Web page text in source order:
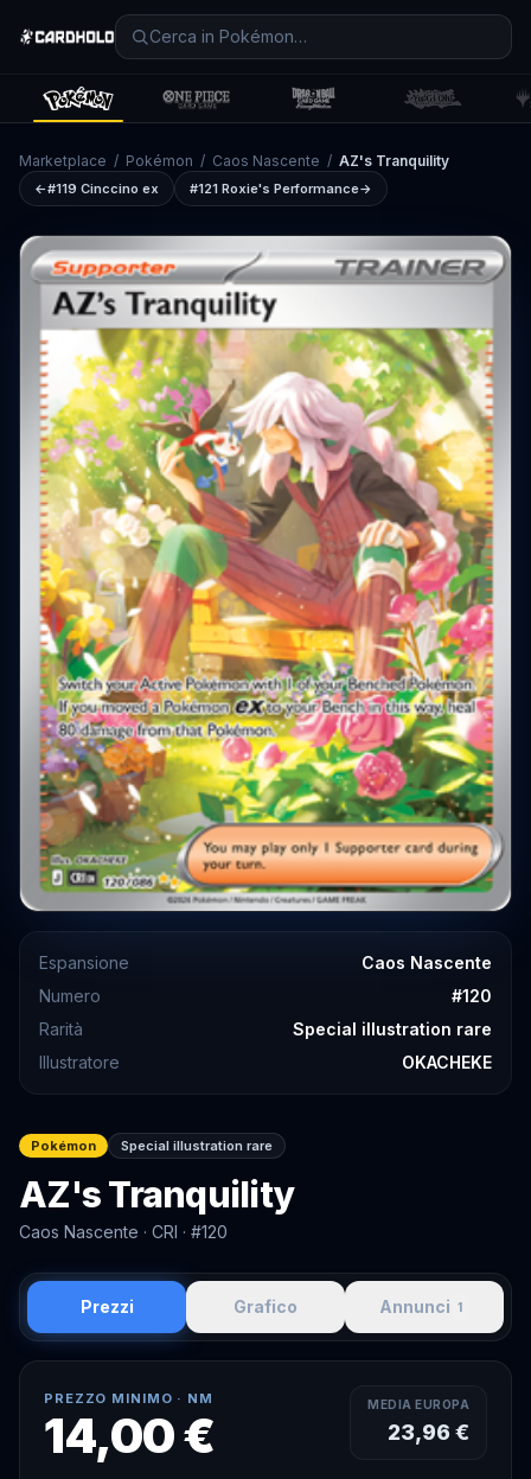
Marketplace / Pokémon / Caos Nascente / AZ's Tranquility
←#119 Cinccino ex #121 Roxie's Performance→
Espansione
Caos Nascente
Numero
#120
Rarità
Special illustration rare
Illustratore
OKACHEKE
Pokémon Special illustration rare
AZ's Tranquility
Caos Nascente · CRI · #120
Prezzi Grafico Annunci 1
PREZZO MINIMO · NM
14,00 €
MEDIA EUROPA
23,96 €